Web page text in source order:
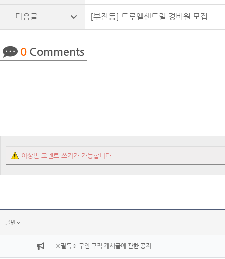
[부전동] 트루엘센트럴 경비원 모집
0 Comments
이상만 코멘트 쓰기가 가능합니다.
글번호
※필독※ 구인 구직 게시글에 관한 공지